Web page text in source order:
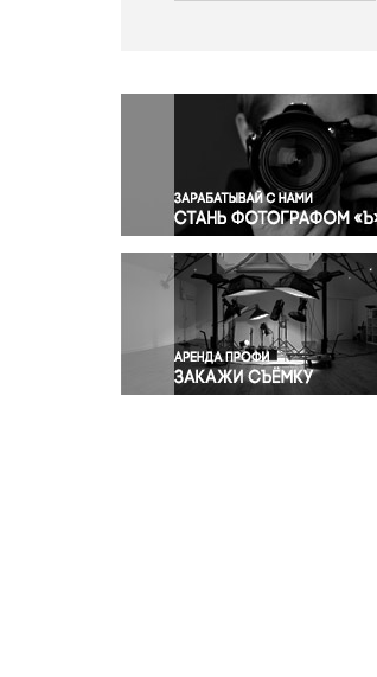
Окружающая среда
Политика
Правосудие
Происшествия и
Религия
Светская жизнь
Спорт
Экология
Экономика и бизнес